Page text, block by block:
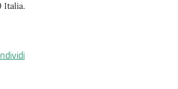
Italia.